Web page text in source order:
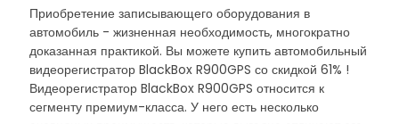
Приобретение записывающего оборудования в
автомобиль - жизненная необходимость, многократно
доказанная практикой. Вы можете купить автомобильный
видеорегистратор BlackBox R900GPS со скидкой 61% !
Видеорегистратор BlackBox R900GPS относится к
сегменту премиум-класса. У него есть несколько